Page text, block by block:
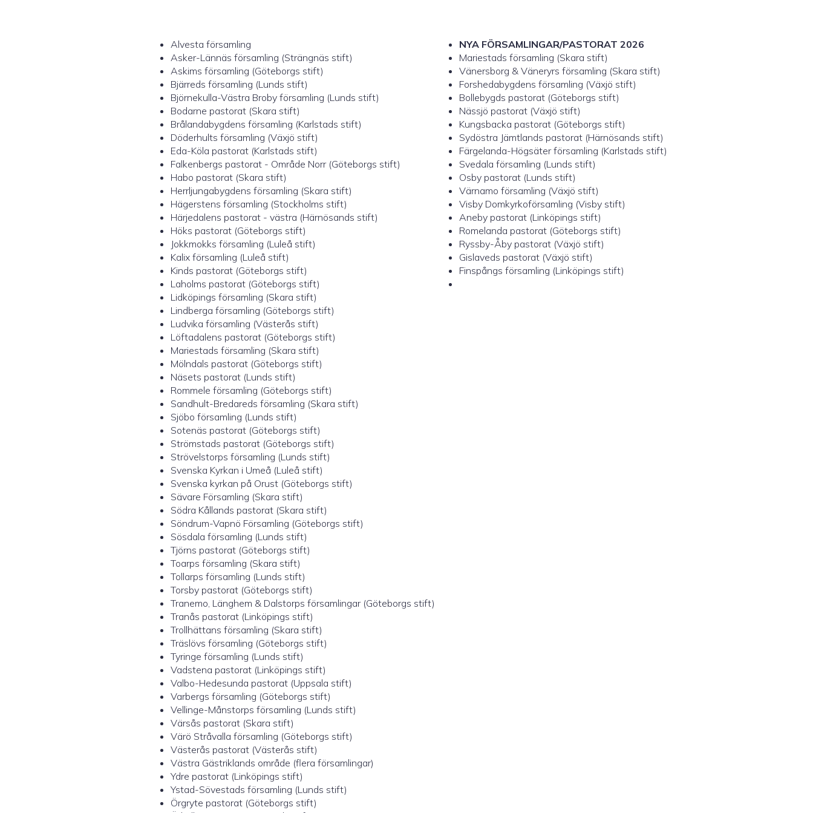
Alvesta församling
Asker-Lännäs församling (Strängnäs stift)
Askims församling (Göteborgs stift)
Bjärreds församling (Lunds stift)
Björnekulla-Västra Broby församling (Lunds stift)
Bodarne pastorat (Skara stift)
Brålandabygdens församling (Karlstads stift)
Döderhults församling (Växjö stift)
Eda-Köla pastorat (Karlstads stift)
Falkenbergs pastorat - Område Norr (Göteborgs stift)
Habo pastorat (Skara stift)
Herrljungabygdens församling (Skara stift)
Hägerstens församling (Stockholms stift)
Härjedalens pastorat - västra (Härnösands stift)
Höks pastorat (Göteborgs stift)
Jokkmokks församling (Luleå stift)
Kalix församling (Luleå stift)
Kinds pastorat (Göteborgs stift)
Laholms pastorat (Göteborgs stift)
Lidköpings församling (Skara stift)
Lindberga församling (Göteborgs stift)
Ludvika församling (Västerås stift)
Löftadalens pastorat (Göteborgs stift)
Mariestads församling (Skara stift)
Mölndals pastorat (Göteborgs stift)
Näsets pastorat (Lunds stift)
Rommele församling (Göteborgs stift)
Sandhult-Bredareds församling (Skara stift)
Sjöbo församling (Lunds stift)
Sotenäs pastorat (Göteborgs stift)
Strömstads pastorat (Göteborgs stift)
Strövelstorps församling (Lunds stift)
Svenska Kyrkan i Umeå (Luleå stift)
Svenska kyrkan på Orust (Göteborgs stift)
Sävare Församling (Skara stift)
Södra Kållands pastorat (Skara stift)
Söndrum-Vapnö Församling (Göteborgs stift)
Sösdala församling (Lunds stift)
Tjörns pastorat (Göteborgs stift)
Toarps församling (Skara stift)
Tollarps församling (Lunds stift)
Torsby pastorat (Göteborgs stift)
Tranemo, Länghem & Dalstorps församlingar (Göteborgs stift)
Tranås pastorat (Linköpings stift)
Trollhättans församling (Skara stift)
Träslövs församling (Göteborgs stift)
Tyringe församling (Lunds stift)
Vadstena pastorat (Linköpings stift)
Valbo-Hedesunda pastorat (Uppsala stift)
Varbergs församling (Göteborgs stift)
Vellinge-Månstorps församling (Lunds stift)
Värsås pastorat (Skara stift)
Värö Stråvalla församling (Göteborgs stift)
Västerås pastorat (Västerås stift)
Västra Gästriklands område (flera församlingar)
Ydre pastorat (Linköpings stift)
Ystad-Sövestads församling (Lunds stift)
Örgryte pastorat (Göteborgs stift)
NYA FÖRSAMLINGAR/PASTORAT 2026
Mariestads församling (Skara stift)
Vänersborg & Väneryrs församling (Skara stift)
Forshedabygdens församling (Växjö stift)
Bollebygds pastorat (Göteborgs stift)
Nässjö pastorat (Växjö stift)
Kungsbacka pastorat (Göteborgs stift)
Sydöstra Jämtlands pastorat (Härnösands stift)
Färgelanda-Högsäter församling (Karlstads stift)
Svedala församling (Lunds stift)
Osby pastorat (Lunds stift)
Värnamo församling (Växjö stift)
Visby Domkyrkoförsamling (Visby stift)
Aneby pastorat (Linköpings stift)
Romelanda pastorat (Göteborgs stift)
Ryssby-Åby pastorat (Växjö stift)
Gislaveds pastorat (Växjö stift)
Finspångs församling (Linköpings stift)